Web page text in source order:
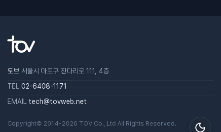
토브 서울시 마포구 잔다리로 111, 4층
TEL 02-6408-1171
EMAIL tech@tovweb.net
Copyright© 2014-2026 TOV Co., Ltd All Rights Reserved.